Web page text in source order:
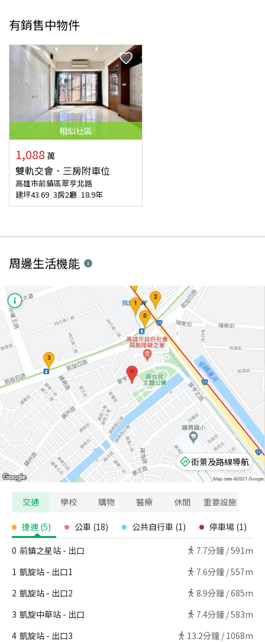
有銷售中物件
相似社區
1,088 萬
雙軌交會．三房附車位
高雄市前鎮區翠亨北路
建坪43.69 3房2廳 18.9年
周邊生活機能
街景及路線導航
交通 學校 購物 醫療 休閒 重要設施
捷運 (5) 公車 (18) 公共自行車 (1) 停車場 (1)
0 前鎮之星站 - 出口 7.7分鐘 /591m
1 凱旋站 - 出口1 7.6分鐘 /557m
2 凱旋站 - 出口2 8.9分鐘 /685m
3 凱旋中華站 - 出口 7.4分鐘 /583m
4 凱旋站 - 出口3 13.2分鐘 / 1068m